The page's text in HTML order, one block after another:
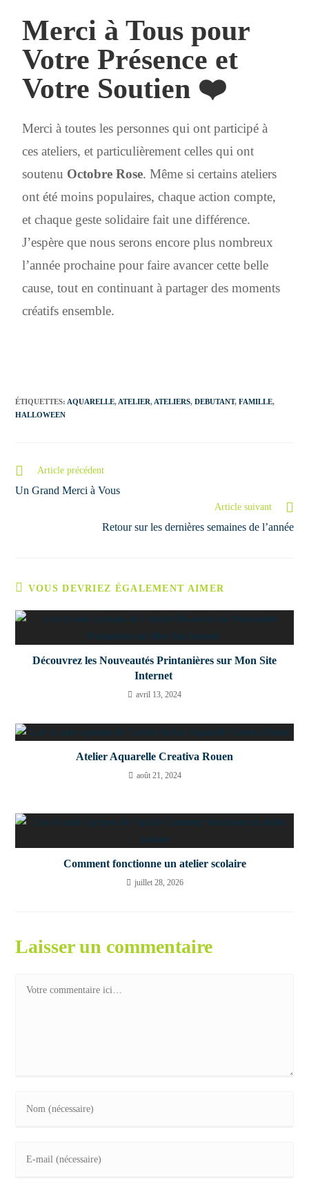
Merci à Tous pour
Votre Présence et
Votre Soutien ❤️
Merci à toutes les personnes qui ont participé à
ces ateliers, et particulièrement celles qui ont
soutenu Octobre Rose. Même si certains ateliers
ont été moins populaires, chaque action compte,
et chaque geste solidaire fait une différence.
J’espère que nous serons encore plus nombreux
l’année prochaine pour faire avancer cette belle
cause, tout en continuant à partager des moments
créatifs ensemble.
ÉTIQUETTES: AQUARELLE, ATELIER, ATELIERS, DEBUTANT, FAMILLE,
HALLOWEEN
Article précédent
Un Grand Merci à Vous
Article suivant
Retour sur les dernières semaines de l’année
VOUS DEVRIEZ ÉGALEMENT AIMER
Découvrez les Nouveautés Printanières sur Mon Site
Internet ​
avril 13, 2024
Atelier Aquarelle Creativa Rouen
août 21, 2024
Comment fonctionne un atelier scolaire
juillet 28, 2026
Laisser un commentaire